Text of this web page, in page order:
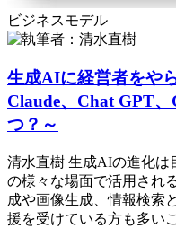
ビジネスモデル
生成AIに経営者をや
Claude、Chat GPT
つ？～
清水直樹 生成AIの進化は
の様々な場面で活用され
成や画像生成、情報検索
援を受けている方も多い